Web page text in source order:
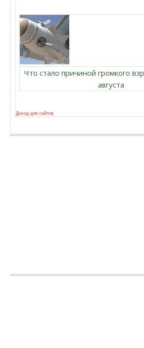
Что стало причиной громкого
августа
Доход для сайтов